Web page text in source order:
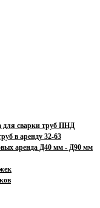
для сварки труб ПНД
в аренду 32-63
аренда Д40 мм - Д90 мм